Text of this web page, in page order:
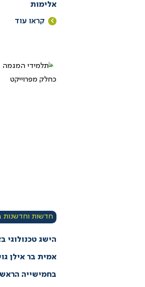
אלימות
קראו עוד
חדשות וחדשנות
הישג טכנולוגי
אמית בר אילן
בחמישייה